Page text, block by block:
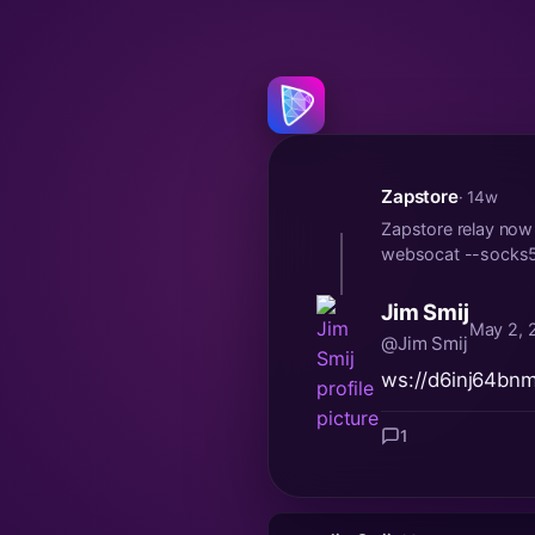
Zapstore· 14w
Zapstore relay
websocat --
Jim Smij
@Jim Smij
May 2,
ws://
1